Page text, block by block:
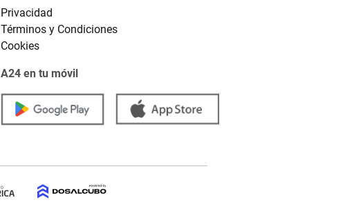
Privacidad
Términos y Condiciones
Cookies
A24 en tu móvil